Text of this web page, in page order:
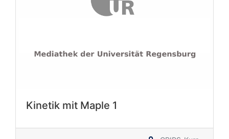
Kinetik mit Maple 1